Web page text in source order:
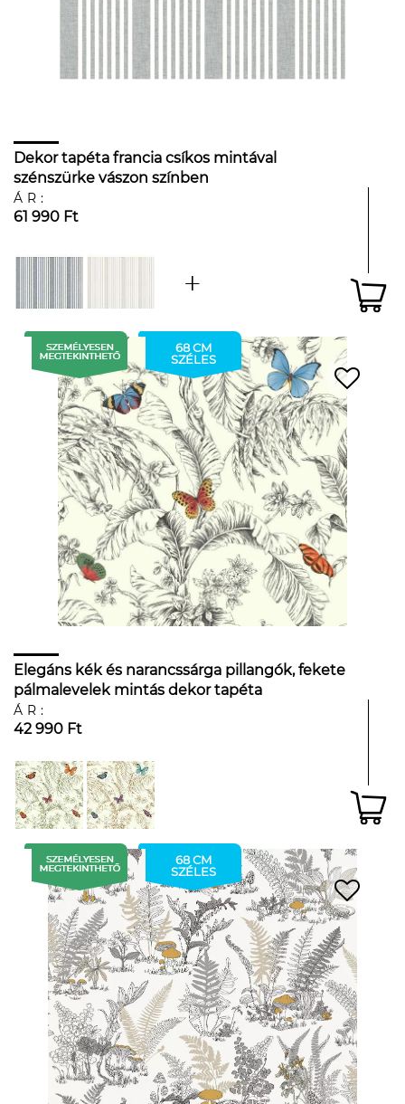
Dekor tapéta francia csíkos mintával
szénszürke vászon színben
ÁR:
61 990 Ft
68 CM
SZÉLES
Elegáns kék és narancssárga pillangók, fekete
pálmalevelek mintás dekor tapéta
ÁR:
42 990 Ft
68 CM
SZÉLES